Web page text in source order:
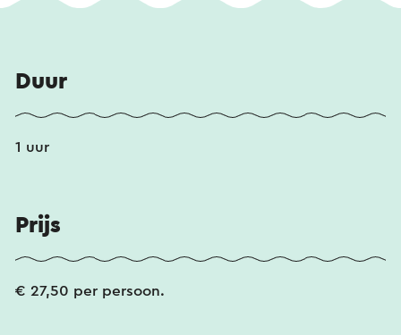
Duur
1 uur
Prijs
€ 27,50 per persoon.